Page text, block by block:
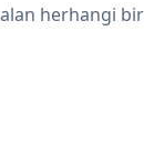
herhangi